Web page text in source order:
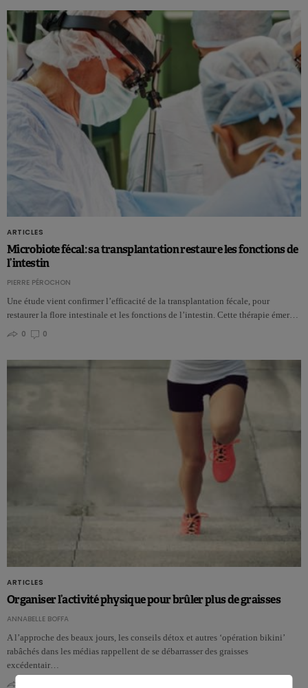
ARTICLES
Microbiote fécal: sa transplantation restaure les fonctions de
l’intestin
PIERRE PÉROCHON
Une étude vient confirmer l’efficacité de la transplantation fécale, pour
restaurer la flore intestinale et les fonctions de l’intestin. Cette thérapie émer…
0
0
ARTICLES
Organiser l’activité physique pour brûler plus de graisses
ANNABELLE BOFFA
A l’approche des beaux jours, les conseils détox et autres ‘opération bikini’
rabâchés dans les médias rappellent de se débarrasser des graisses
excédentair…